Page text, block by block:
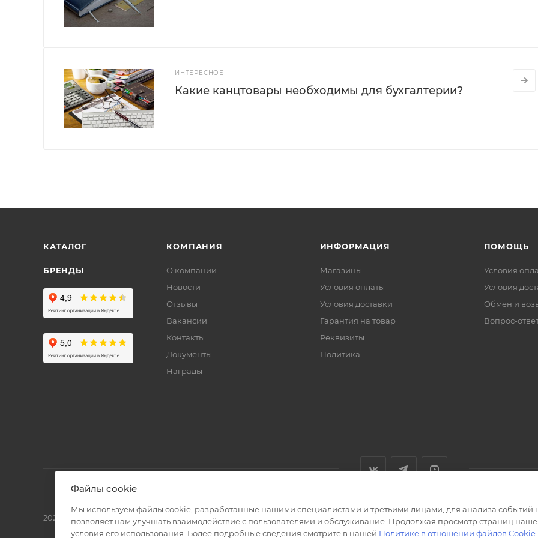
ИНТЕРЕСНОЕ
Какие канцтовары необходимы для бухгалтерии?
КАТАЛОГ
БРЕНДЫ
КОМПАНИЯ
О компании
Новости
Отзывы
Вакансии
Контакты
Документы
Награды
ИНФОРМАЦИЯ
Магазины
Условия оплаты
Условия доставки
Гарантия на товар
Реквизиты
Политика
ПОМОЩЬ
Условия
Условия
Обмен и
Вопрос-
2026 © Полиграф кит - интернет-магазин
Файлы cookie
Мы используем файлы cookie, разработанные нашими специалистами и третьими лицами, для анализа событий
позволяет нам улучшать взаимодействие с пользователями и обслуживание. Продолжая просмотр страниц
условия его использования. Более подробные сведения смотрите в нашей Политике в отношении файлов Cookie